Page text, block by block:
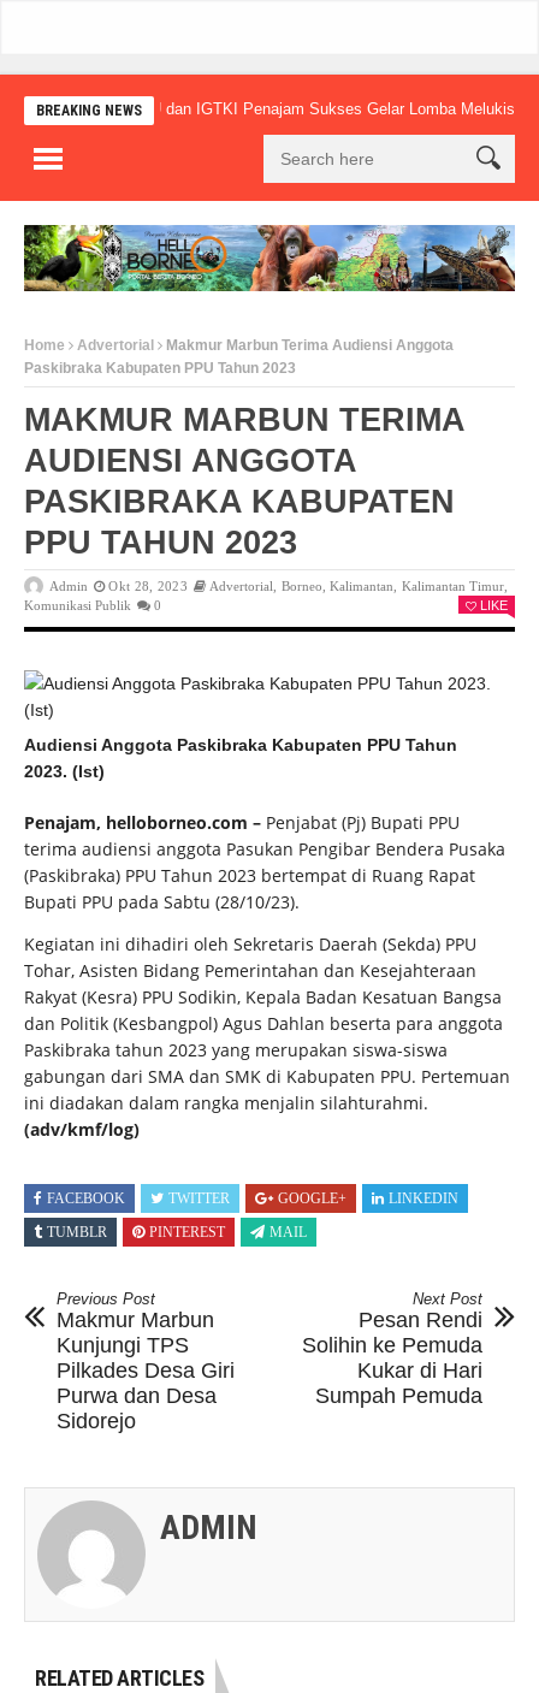
BREAKING NEWS
Gembel PPU dan IGTKI Penajam Sukses Gelar Lomba Melukis dan Puisi
Home Advertorial
Makmur Marbun Terima Audiensi Anggota
Paskibraka Kabupaten PPU Tahun 2023
MAKMUR MARBUN TERIMA
AUDIENSI ANGGOTA
PASKIBRAKA KABUPATEN
PPU TAHUN 2023
Admin Okt 28, 2023 Advertorial, Borneo,Kalimantan,Kalimantan Timur,
Komunikasi Publik
0 LIKE
Audiensi Anggota Paskibraka Kabupaten PPU Tahun
2023. (Ist)
Penajam, helloborneo.com – Penjabat (Pj) Bupati PPU
terima audiensi anggota Pasukan Pengibar Bendera Pusaka
(Paskibraka) PPU Tahun 2023 bertempat di Ruang Rapat
Bupati PPU pada Sabtu (28/10/23).
Kegiatan ini dihadiri oleh Sekretaris Daerah (Sekda) PPU
Tohar, Asisten Bidang Pemerintahan dan Kesejahteraan
Rakyat (Kesra) PPU Sodikin, Kepala Badan Kesatuan Bangsa
dan Politik (Kesbangpol) Agus Dahlan beserta para anggota
Paskibraka tahun 2023 yang merupakan siswa-siswa
gabungan dari SMA dan SMK di Kabupaten PPU. Pertemuan
ini diadakan dalam rangka menjalin silahturahmi.
(adv/kmf/log)
FACEBOOK TWITTER GOOGLE+
LINKEDIN
TUMBLR
PINTEREST MAIL
Previous Post
Makmur Marbun
Kunjungi TPS
Pilkades Desa Giri
Purwa dan Desa
Sidorejo
Next Post
Pesan Rendi
Solihin ke Pemuda
Kukar di Hari
Sumpah Pemuda
ADMIN
RELATED ARTICLES